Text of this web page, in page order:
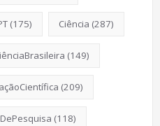
(175) Ciência (287)
(149)
(209)
(118)